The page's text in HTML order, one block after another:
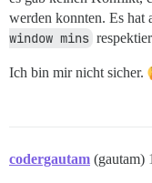
werden konnten. Es hat
window mins
Ich bin mir nicht sicher.
codergautam (gautam)